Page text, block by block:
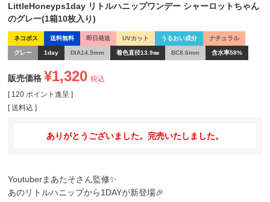
LittleHoneyps1day リトルハニップワンデー シャーロットちゃん
のグレー(1箱10枚入り)
ネコポス 送料無料 即日発送 UVカット うるおい成分 ナチュラル
グレー 1day DIA14.5mm 着色直径13.9㎜ BC8.6mm 含水率58%
販売価格 ¥1,320 税込
[ 120 ポイント進呈 ]
送料込
ありがとうございました。完売いたしました。
Youtuberまあたそさん監修✨
あのリトルハニップから1DAYが新登場🎉